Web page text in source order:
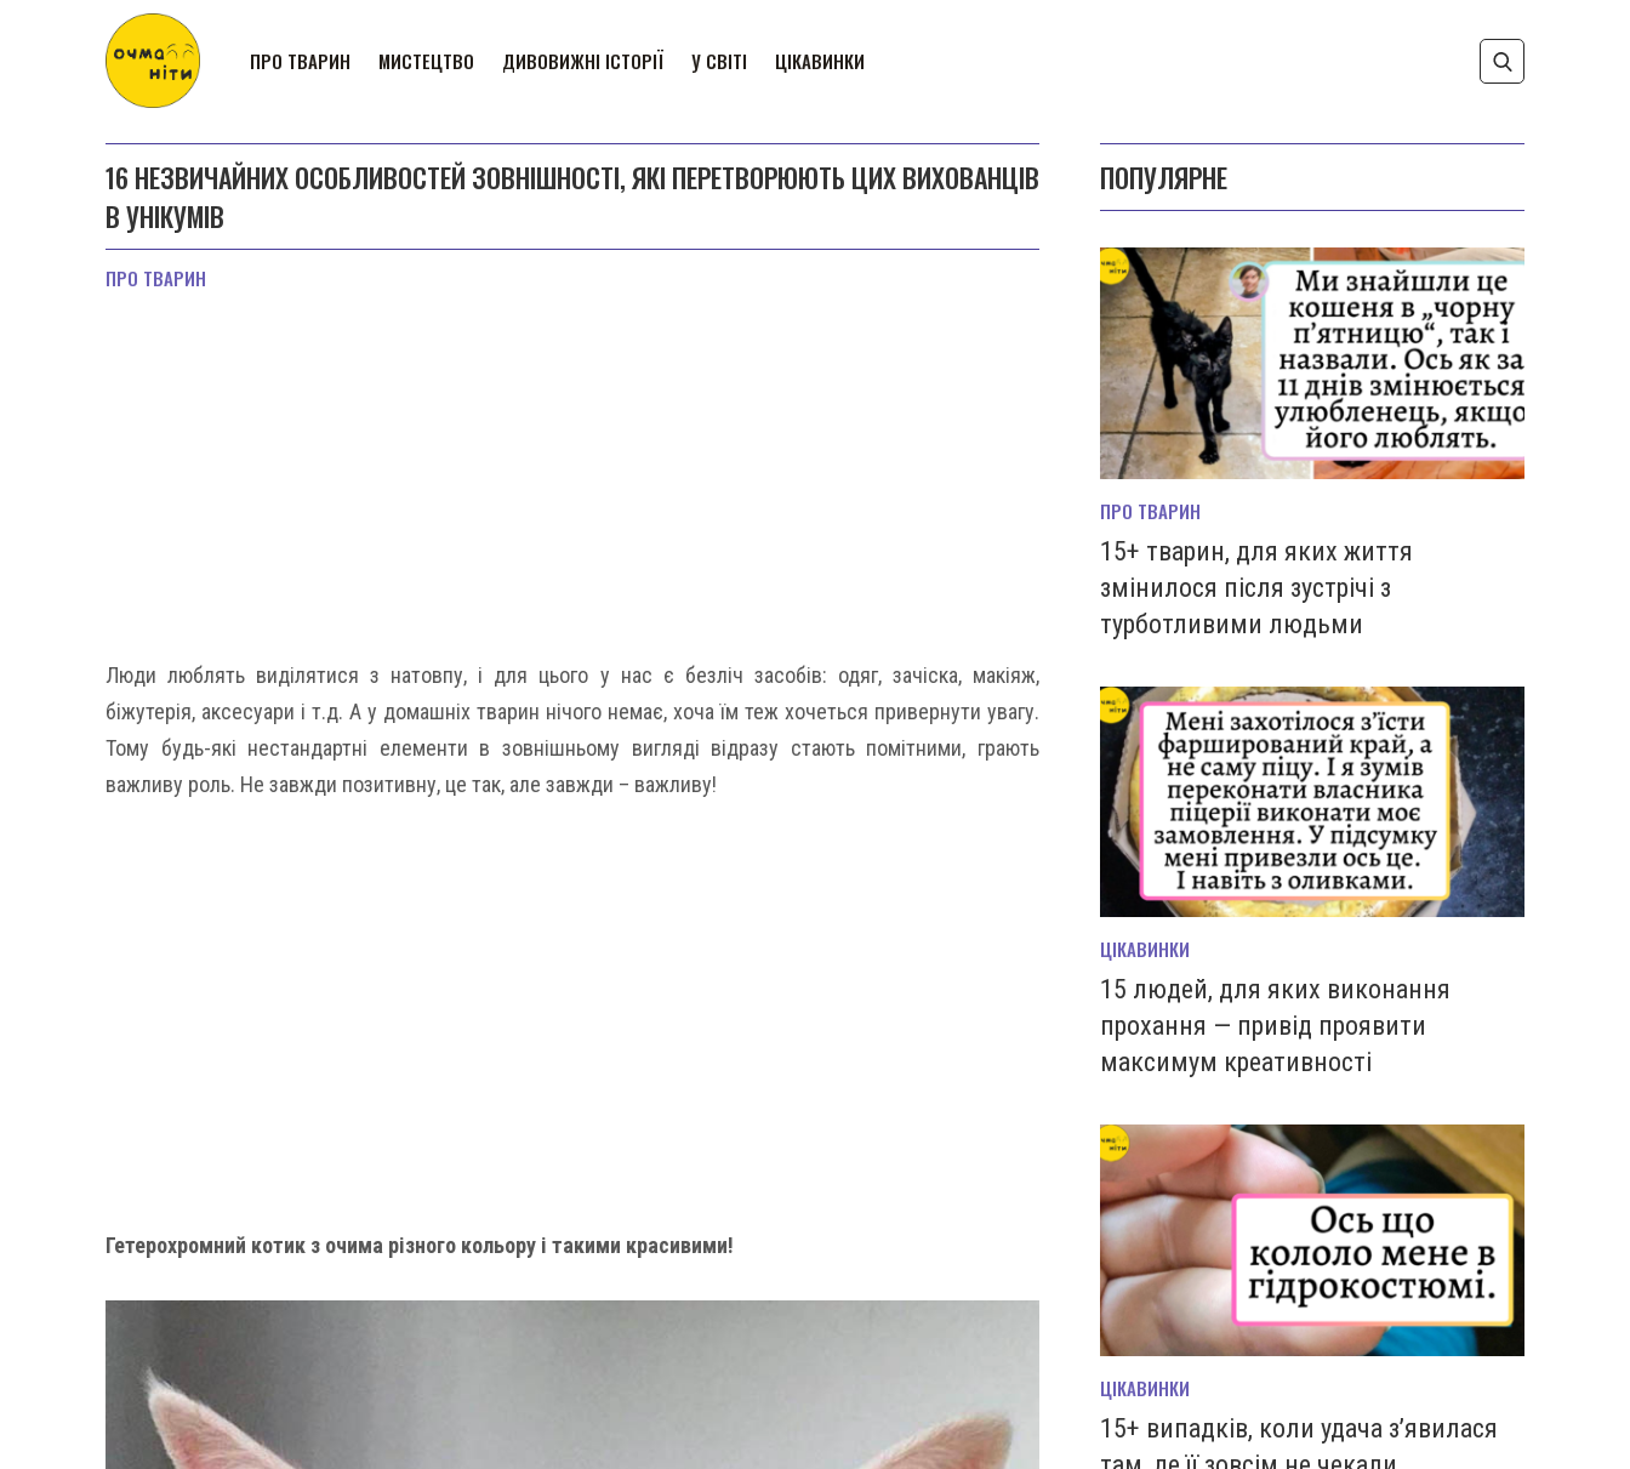
ПРО ТВАРИН МИСТЕЦТВО ДИВОВИЖНІ ІСТОРІЇ У СВІТІ ЦІКАВИНКИ
16 НЕЗВИЧАЙНИХ ОСОБЛИВОСТЕЙ ЗОВНІШНОСТІ, ЯКІ ПЕРЕТВОРЮЮТЬ ЦИХ ВИХОВАНЦІВ
В УНІКУМІВ
ПРО ТВАРИН
Люди люблять виділятися з натовпу, і для цього у нас є безліч засобів: одяг, зачіска, макіяж,
біжутерія, аксесуари і т.д. А у домашніх тварин нічого немає, хоча їм теж хочеться привернути увагу.
Тому будь-які нестандартні елементи в зовнішньому вигляді відразу стають помітними, грають
важливу роль. Не завжди позитивну, це так, але завжди – важливу!
Гетерохромний котик з очима різного кольору і такими красивими!
ПОПУЛЯРНЕ
ПРО ТВАРИН
15+ тварин, для яких життя
змінилося після зустрічі з
турботливими людьми
ЦІКАВИНКИ
15 людей, для яких виконання
прохання — привід проявити
максимум креативності
ЦІКАВИНКИ
15+ випадків, коли удача з’явилася